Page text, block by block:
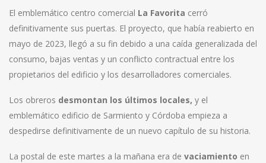
El emblemático centro comercial La Favorita cerró
definitivamente sus puertas. El proyecto, que había reabierto en
mayo de 2023, llegó a su fin debido a una caída generalizada del
consumo, bajas ventas y un conflicto contractual entre los
propietarios del edificio y los desarrolladores comerciales.
Los obreros desmontan los últimos locales, y el
emblemático edificio de Sarmiento y Córdoba empieza a
despedirse definitivamente de un nuevo capítulo de su historia.
La postal de este martes a la mañana era de vaciamiento en